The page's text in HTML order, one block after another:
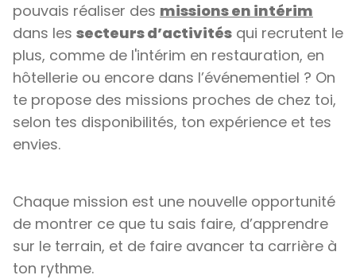
pouvais réaliser des missions en intérim
dans les secteurs d’activités qui recrutent le
plus, comme de l'intérim en restauration, en
hôtellerie ou encore dans l’événementiel ? On
te propose des missions proches de chez toi,
selon tes disponibilités, ton expérience et tes
envies.
Chaque mission est une nouvelle opportunité
de montrer ce que tu sais faire, d’apprendre
sur le terrain, et de faire avancer ta carrière à
ton rythme.